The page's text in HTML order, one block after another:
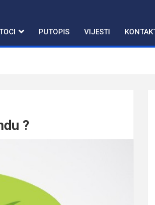
PUTOPIS VIJESTI
?